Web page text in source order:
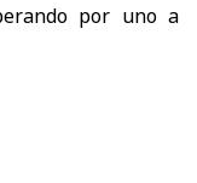
por uno a